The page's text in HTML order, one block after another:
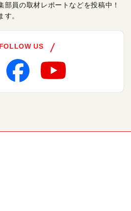
部員の取材レポートなどを投稿中！
。
FOLLOW US